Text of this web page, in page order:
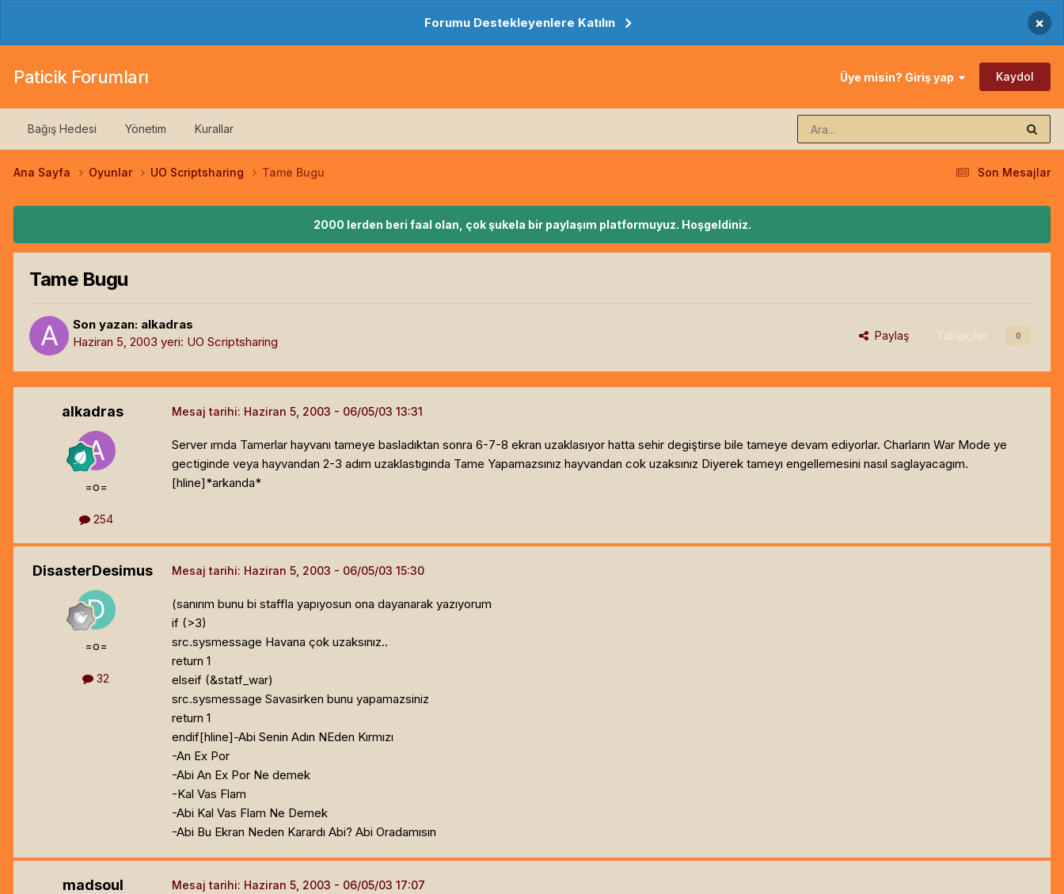
Forumu Destekleyenlere Katılın ×
Paticik Forumları Üye misin? Giriş yap Kaydol
Bağış Hedesi Yönetim Kurallar
Son Mesajlar
Ana Sayfa Oyunlar UO Scriptsharing Tame Bugu
2000 lerden beri faal olan, çok şukela bir paylaşım platformuyuz. Hoşgeldiniz.
Tame Bugu
Son yazan: alkadras
Haziran 5, 2003 yeri: UO Scriptsharing Paylaş Takipçiler 0
alkadras
=o=
254
Mesaj tarihi: Haziran 5, 2003
Server ımda Tamerlar hayvanı tameye basladıktan sonra 6-7-8 ekran uzaklasıyor hatta sehir degiştirse bile tameye devam ediyorlar. Charların War Mode ye
gectiginde veya hayvandan 2-3 adım uzaklastıgında Tame Yapamazsınız hayvandan cok uzaksınız Diyerek tameyı engellemesini nasıl saglayacagım.
[hline]*arkanda*
DisasterDesimus
=o=
32
Mesaj tarihi: Haziran 5, 2003
(sanırım bunu bi staffla yapıyosun ona dayanarak yazıyorum
if (>3)
src.sysmessage Havana çok uzaksınız..
return 1
elseif (&statf_war)
src.sysmessage Savasirken bunu yapamazsiniz
return 1
endif[hline]-Abi Senin Adın NEden Kırmızı
-An Ex Por
-Abi An Ex Por Ne demek
-Kal Vas Flam
-Abi Kal Vas Flam Ne Demek
-Abi Bu Ekran Neden Karardı Abi? Abi Oradamısın
madsoul Mesaj tarihi: Haziran 5, 2003